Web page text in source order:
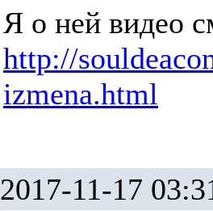
Я о ней видео
http://
izmena.html
2017-11-17